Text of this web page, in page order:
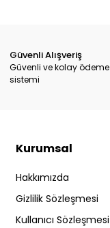
Güvenli Alışveriş
Güvenli ve kolay ödeme
sistemi
Kurumsal
Hakkımızda
Gizlilik Sözleşmesi
Kullanıcı Sözleşmesi